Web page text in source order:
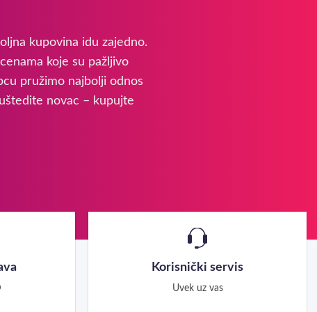
kupovina idu zajedno.
koje su pažljivo
pružimo najbolji odnos
novac – kupujte
Korisnički servis
Uvek uz vas